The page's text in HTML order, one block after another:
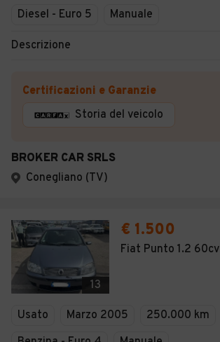
Diesel - Euro 5
Manuale
Descrizione
Certificazioni e Garanzie
Storia del veicolo
BROKER CAR SRLS
Conegliano (TV)
13
€ 1.500
Fiat Punto 1.2 60cv
Usato Marzo 2005
250.000 km